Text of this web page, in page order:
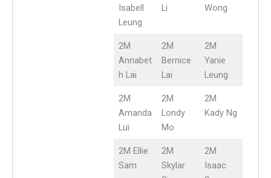
Isabell
Leung
Li
Wong
2M
Annabet
h Lai
2M
Bernice
Lai
2M
Yanie
Leung
2M
Amanda
Lui
2M
Londy
Mo
2M
Kady Ng
2M Ellie
Sam
2M
Skylar
2M
Isaac